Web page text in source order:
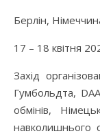
Берлін,
17 – 18 квітня
Захід
Гумбольдта,
обмінів,